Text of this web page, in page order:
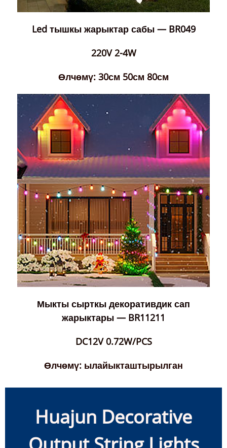
Led тышкы жарыктар сабы — BR049
220V 2-4W
Өлчөмү: 30см 50см 80см
Мыкты сырткы декоративдик сап
жарыктары — BR11211
DC12V 0.72W/PCS
Өлчөмү: ылайыкташтырылган
Huajun Decorative